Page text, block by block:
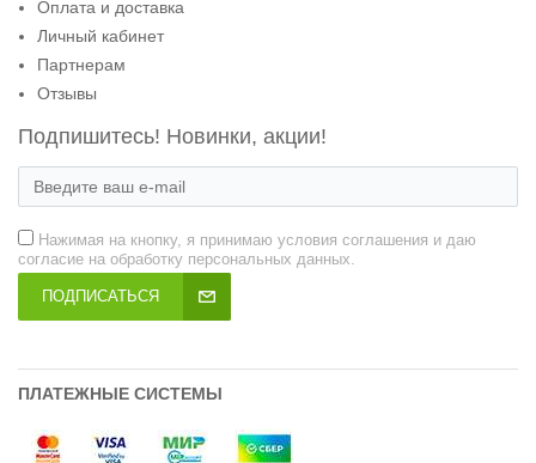
Оплата и доставка
Личный кабинет
Партнерам
Отзывы
Подпишитесь! Новинки, акции!
Нажимая на кнопку, я принимаю условия соглашения и даю
согласие на обработку персональных данных.
ПОДПИСАТЬСЯ
ПЛАТЕЖНЫЕ СИСТЕМЫ